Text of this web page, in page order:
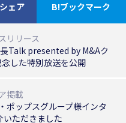
ェア B!ブックマーク
リリース
Talk presented by M&Aク
した特別放送を公開
掲載
ポップスグループ様インタ
いただきました